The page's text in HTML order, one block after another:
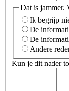
Dat is jammer.
Ik begrijp
De
De
Andere
Kun je dit nader